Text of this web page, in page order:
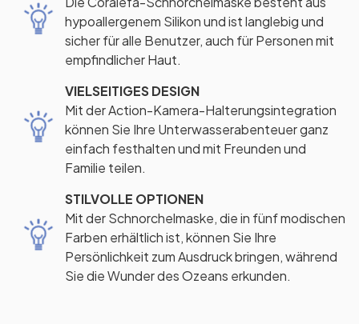
hypoallergenem Silikon und ist langlebig und
sicher für alle Benutzer, auch für Personen mit
empfindlicher Haut.
VIELSEITIGES DESIGN
Mit der Action-Kamera-Halterungsintegration
können Sie Ihre Unterwasserabenteuer ganz
einfach festhalten und mit Freunden und
Familie teilen.
STILVOLLE OPTIONEN
Mit der Schnorchelmaske, die in fünf modischen
Farben erhältlich ist, können Sie Ihre
Persönlichkeit zum Ausdruck bringen, während
Sie die Wunder des Ozeans erkunden.